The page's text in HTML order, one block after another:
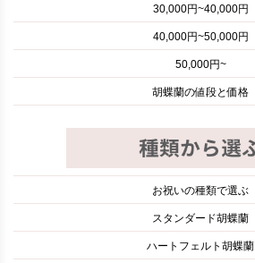
30,000円~40,000円
40,000円~50,000円
50,000円~
胡蝶蘭の値段と価格
お祝いの種類で選ぶ
スタンダード胡蝶蘭
ハートフェルト胡蝶蘭